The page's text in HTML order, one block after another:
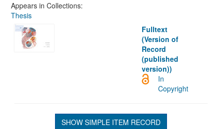
Appears in Collections:
Thesis
Fulltext
(Version of
Record
(published
version))
In
Copyright
SHOW SIMPLE ITEM RECORD